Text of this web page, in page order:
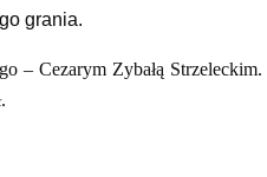
grania.
– Cezarym Zybałą